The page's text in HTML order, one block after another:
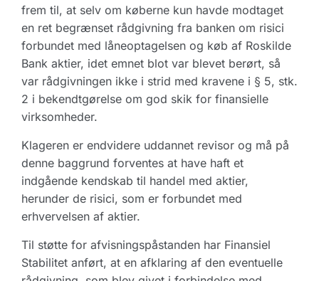
frem til, at selv om køberne kun havde modtaget
en ret begrænset rådgivning fra banken om risici
forbundet med låneoptagelsen og køb af Roskilde
Bank aktier, idet emnet blot var blevet berørt, så
var rådgivningen ikke i strid med kravene i § 5, stk.
2 i bekendtgørelse om god skik for finansielle
virksomheder.
Klageren er endvidere uddannet revisor og må på
denne baggrund forventes at have haft et
indgående kendskab til handel med aktier,
herunder de risici, som er forbundet med
erhvervelsen af aktier.
Til støtte for afvisningspåstanden har Finansiel
Stabilitet anført, at en afklaring af den eventuelle